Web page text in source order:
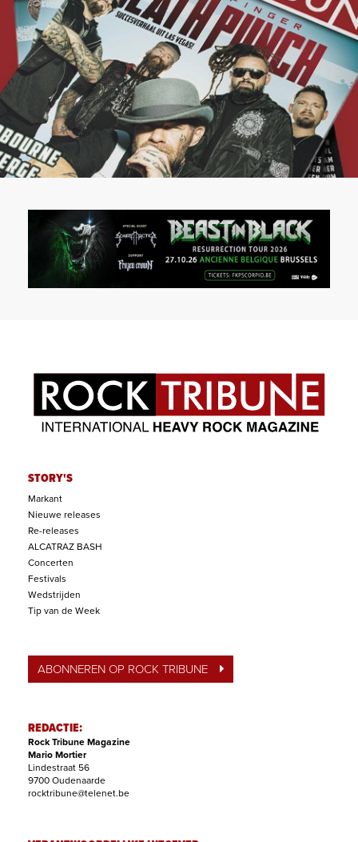
STORY'S
Markant
Nieuwe releases
Re-releases
ALCATRAZ BASH
Concerten
Festivals
Wedstrijden
Tip van de Week
ABONNEREN OP ROCK TRIBUNE
REDACTIE:
Rock Tribune Magazine
Mario Mortier
Lindestraat 56
9700 Oudenaarde
rocktribune@telenet.be